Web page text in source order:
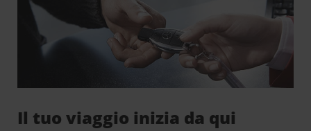
Il tuo viaggio inizia da qui